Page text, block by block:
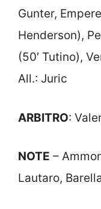
Gunter,
Henderson),
(50′ Tutino),
All.: Juric
ARBITRO:
NOTE –
Lautaro,